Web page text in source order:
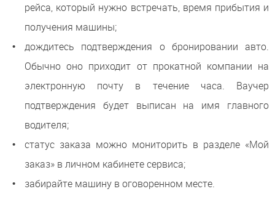
рейса, который нужно встречать, время прибытия и
получения машины;
дождитесь подтверждения о бронировании авто.
Обычно оно приходит от прокатной компании на
электронную почту в течение часа. Ваучер
подтверждения будет выписан на имя главного
водителя;
статус заказа можно мониторить в разделе «Мой
заказ» в личном кабинете сервиса;
забирайте машину в оговоренном месте.